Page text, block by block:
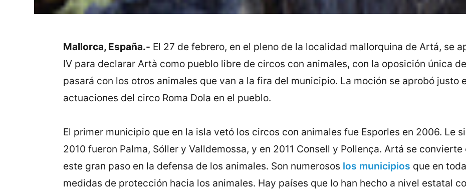
Mallorca, España.- El 27 de febrero, en el pleno de la localidad mallorquina de Artá, se
IV para declarar Artà como pueblo libre de circos con animales, con la oposición única
pasará con los otros animales que van a la fira del municipio. La moción se aprobó justo
actuaciones del circo Roma Dola en el pueblo.
El primer municipio que en la isla vetó los circos con animales fue Esporles en 2006. Le
2010 fueron Palma, Sóller y Valldemossa, y en 2011 Consell y Pollença. Artá se
este gran paso en la defensa de los animales. Son numerosos los municipios que en
medidas de protección hacia los animales. Hay países que lo han hecho a nivel estatal